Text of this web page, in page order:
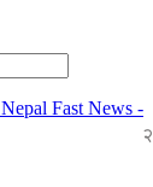
Nepal Fast News -